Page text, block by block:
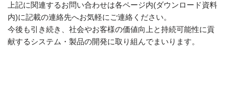
上記に関連するお問い合わせは各ページ内(ダウンロード資料
内)に記載の連絡先へお気軽にご連絡ください。
今後も引き続き、社会やお客様の価値向上と持続可能性に貢
献するシステム・製品の開発に取り組んでまいります。